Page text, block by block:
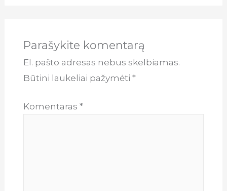
Parašykite komentarą
El. pašto adresas nebus skelbiamas.
Būtini laukeliai pažymėti *
Komentaras *